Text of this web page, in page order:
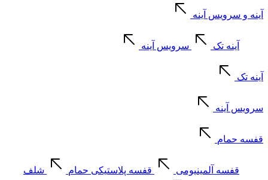
آینه و سرویس آینه
آینه تک سرویس آینه
آینه تک
سرویس آینه
قفسه حمام
قفسه آلمینیومی قفسه پلاستیکی حمام شلف